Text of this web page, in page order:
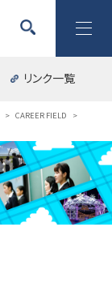
リンク一覧
> CAREER FIELD
>